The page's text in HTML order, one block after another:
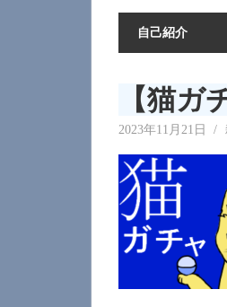
自己紹介
【猫ガ
2023年11月21日